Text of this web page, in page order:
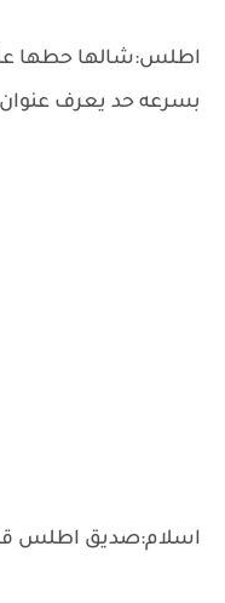
اطلس:شالها حطها
بسرعه حد يعرف عنوان
اسلام:صديق اطلس